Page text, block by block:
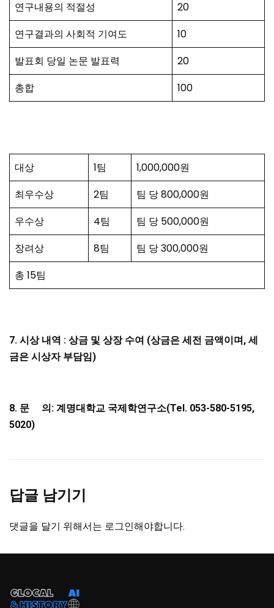
연구내용의 적절성
20
연구결과의 사회적 기여도
10
발표회 당일 논문 발표력
20
총합
100
대상 1팀
1,000,000원
최우수상
2팀
팀 당 800,000원
우수상
4팀
팀 당 500,000원
장려상
8팀
팀 당 300,000원
총 15팀
7. 시상 내역 : 상금 및 상장 수여 (상금은 세전 금액이며, 세
금은 시상자 부담임)
8. 문 의: 계명대학교 국제학연구소(Tel. 053-580-5195,
5020)
답글 남기기
댓글을 달기 위해서는 로그인해야합니다.